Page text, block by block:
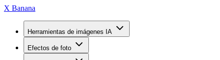
X Banana
Herramientas de imágenes IA
Efectos de foto